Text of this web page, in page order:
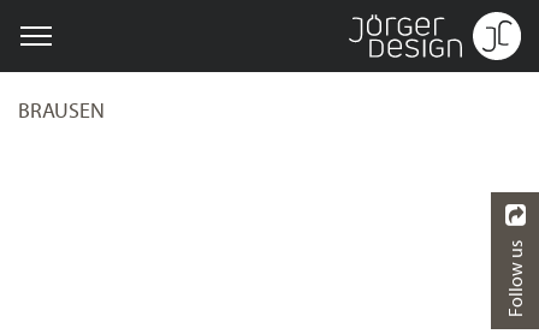
BRAUSEN
Follow us